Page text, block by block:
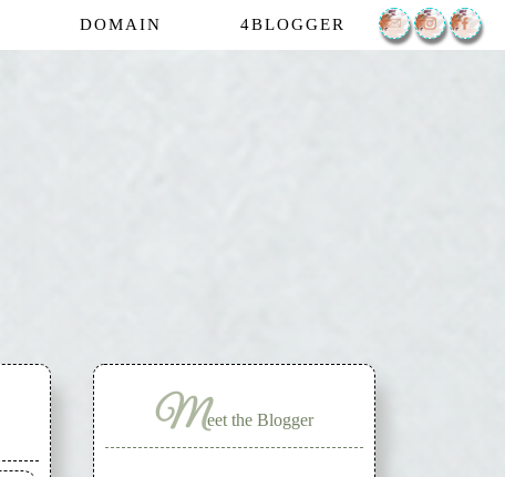
DOMAIN 4BLOGGER
Meet the Blogger